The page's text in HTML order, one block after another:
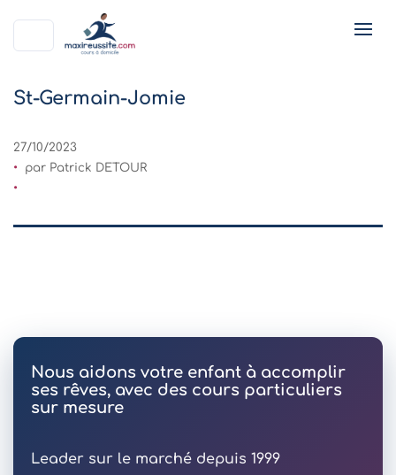
St-Germain-Jomie
27/10/2023
par Patrick DETOUR
Nous aidons votre enfant à accomplir
ses rêves, avec des cours particuliers
sur mesure
Leader sur le marché depuis 1999